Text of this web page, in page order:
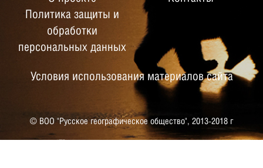
Условия использования материалов сайта
Политика защиты и
обработки
персональных данных
© ВОО "Русское географическое общество", 2013-2018 г